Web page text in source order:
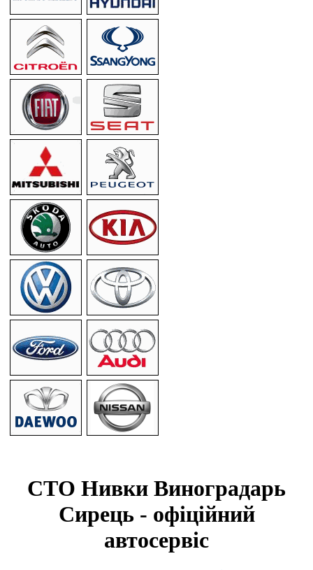
СТО Нивки Виноградарь
Сирець - офіційний
автосервіс